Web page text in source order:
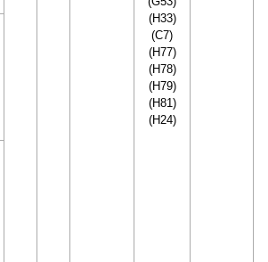
(H33)
(C7)
(H77)
(H78)
(H79)
(H81)
(H24)